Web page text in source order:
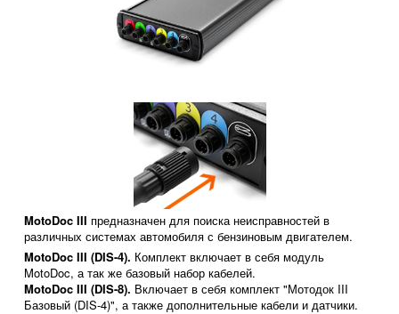
MotoDoc III предназначен для поиска неисправностей в
различных системах автомобиля с бензиновым двигателем.
MotoDoc III (DIS-4). Комплект включает в себя модуль
MotoDoc, а так же базовый набор кабелей.
MotoDoc III (DIS-8). Включает в себя комплект "Мотодок III
Базовый (DIS-4)", а также дополнительные кабели и датчики.